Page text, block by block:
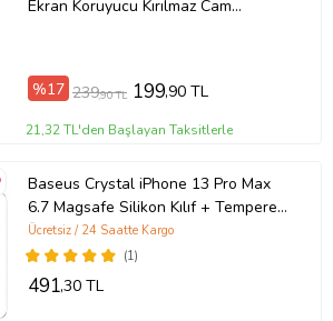
Ekran Koruyucu Kırılmaz Cam
%17 239,90 TL 199,90 TL
21,32 TL'den Başlayan Taksitlerle
Baseus Crystal iPhone 13 Pro Max
6.7 Magsafe Silikon Kılıf + Tempered
Ekran Koruyucu Set (Şeffaf)
(1)
Ücretsiz / 24 Saatte Kargo
491,30 TL